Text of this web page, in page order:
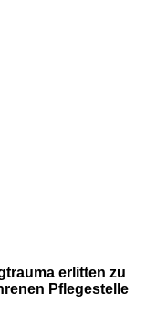
erlitten zu
Pflegestelle